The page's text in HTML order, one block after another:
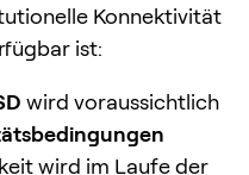
Konnektivität
ist:
wird voraussichtlich
wird im Laufe der